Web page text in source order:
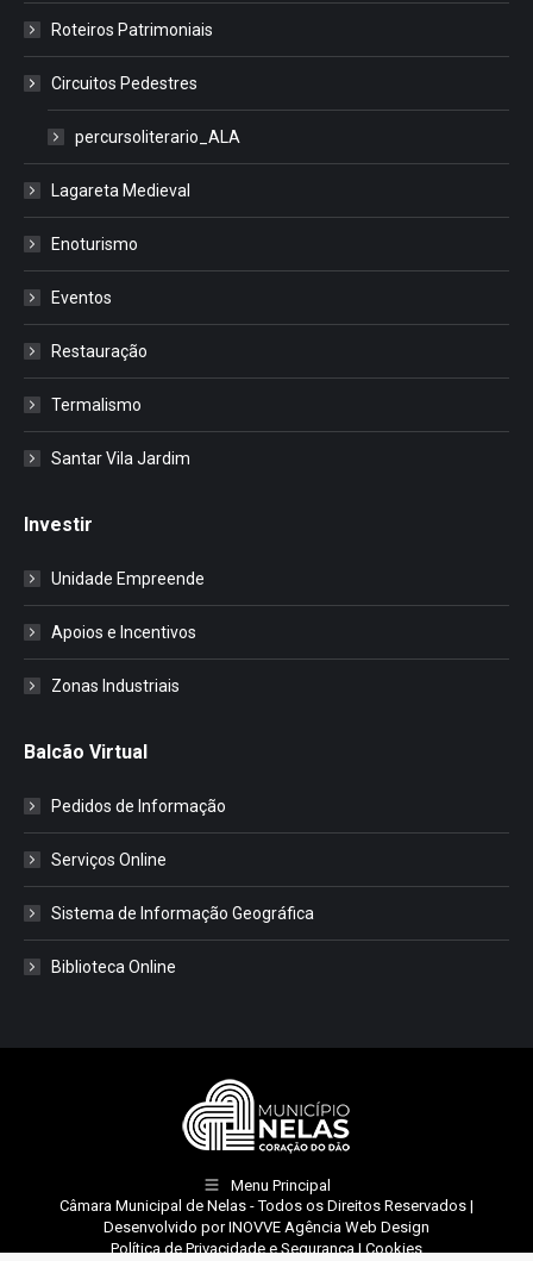
Roteiros Patrimoniais
Circuitos Pedestres
percursoliterario_ALA
Lagareta Medieval
Enoturismo
Eventos
Restauração
Termalismo
Santar Vila Jardim
Investir
Unidade Empreende
Apoios e Incentivos
Zonas Industriais
Balcão Virtual
Pedidos de Informação
Serviços Online
Sistema de Informação Geográfica
Biblioteca Online
Menu Principal
Câmara Municipal de Nelas - Todos os Direitos Reservados |
Desenvolvido porINOVVE Agência Web Design
Política de Privacidade e Segurança | Cookies